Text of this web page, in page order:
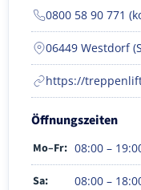
0800 58 90 771
06449 Westdorf
https://
Öffnungszeiten
Mo–Fr: 08:00 –
Sa: 08:00 –